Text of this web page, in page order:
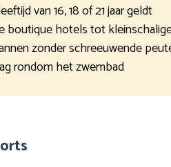
van 16, 18 of 21 jaar geldt
boutique hotels tot
zonder schreeuwende
rondom het zwembad